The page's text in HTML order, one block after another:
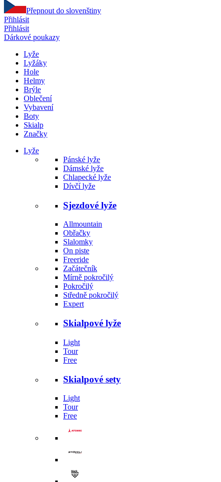
Přepnout do slovenštiny
Přihlásit
Přihlásit
Dárkové poukazy
Lyže
Lyžáky
Hole
Helmy
Brýle
Oblečení
Vybavení
Boty
Skialp
Značky
Lyže
Pánské lyže
Dámské lyže
Chlapecké lyže
Dívčí lyže
Sjezdové lyže
Allmountain
Obřačky
Slalomky
On piste
Freeride
Začátečník
Mírně pokročilý
Pokročilý
Středně pokročilý
Expert
Skialpové lyže
Light
Tour
Free
Skialpové sety
Light
Tour
Free